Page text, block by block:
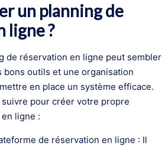
un planning de
ligne ?
de réservation en ligne peut sembler
bons outils et une organisation
en place un système efficace.
pour créer votre propre
ligne :
de réservation en ligne : Il